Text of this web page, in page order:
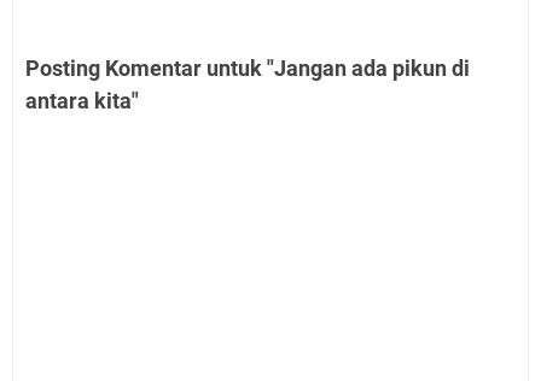
Posting Komentar untuk "Jangan ada pikun di
antara kita"